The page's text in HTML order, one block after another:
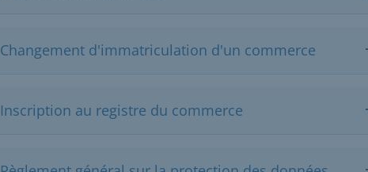
Changement d'immatriculation d'un commerce
Inscription au registre du commerce